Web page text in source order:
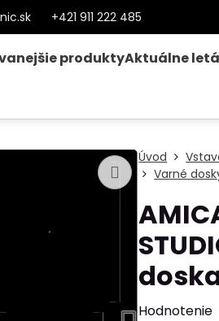
+421 911 222 485
produktyAktuálne
Úvod
Varné
Hodnotenie